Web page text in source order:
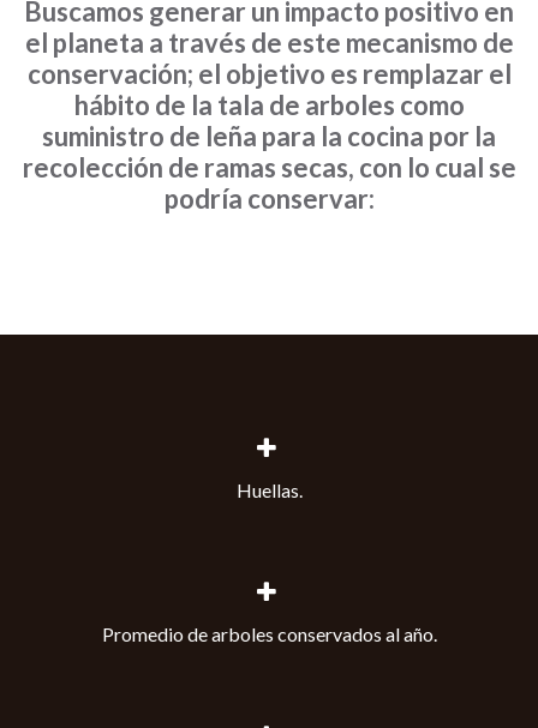
Buscamos generar un impacto positivo en
el planeta a través de este mecanismo de
conservación; el objetivo es remplazar el
hábito de la tala de arboles como
suministro de leña para la cocina por la
recolección de ramas secas, con lo cual se
podría conservar:
Huellas.
Promedio de arboles conservados al año.